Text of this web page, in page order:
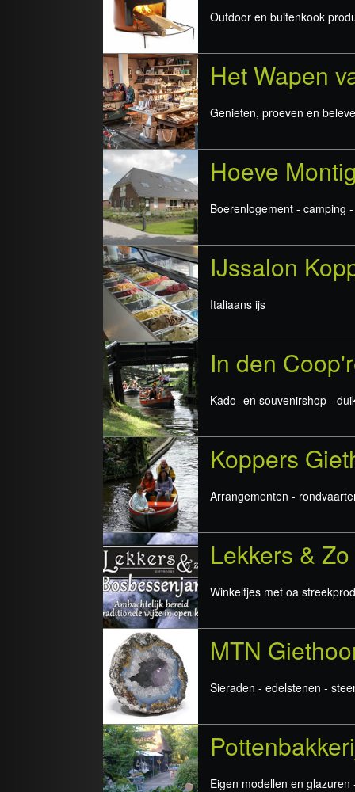
Outdoor en buitenkook
Het Wapen
Genieten, proeven en
Hoeve
Boerenlogement - camping
IJssalon
Italiaans ijs
In den
Kado- en souvenirshop -
Koppers
Arrangementen -
Lekkers & Zo
Winkeltjes met oa
MTN
Sieraden - edelstenen -
Eigen modellen en